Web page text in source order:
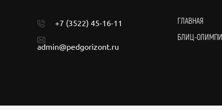
+7 (3522) 45-16-11
admin@pedgorizont.ru
ГЛАВНАЯ
БЛИЦ-